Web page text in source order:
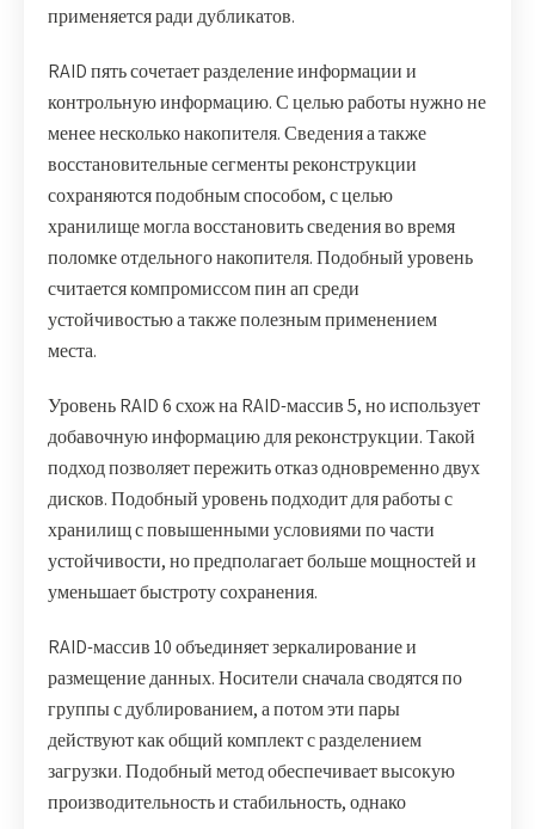
применяется ради дубликатов.
RAID пять сочетает разделение информации и
контрольную информацию. С целью работы нужно не
менее несколько накопителя. Сведения а также
восстановительные сегменты реконструкции
сохраняются подобным способом, с целью
хранилище могла восстановить сведения во время
поломке отдельного накопителя. Подобный уровень
считается компромиссом пин ап среди
устойчивостью а также полезным применением
места.
Уровень RAID 6 схож на RAID-массив 5, но использует
добавочную информацию для реконструкции. Такой
подход позволяет пережить отказ одновременно двух
дисков. Подобный уровень подходит для работы с
хранилищ с повышенными условиями по части
устойчивости, но предполагает больше мощностей и
уменьшает быстроту сохранения.
RAID-массив 10 объединяет зеркалирование и
размещение данных. Носители сначала сводятся по
группы с дублированием, а потом эти пары
действуют как общий комплект с разделением
загрузки. Подобный метод обеспечивает высокую
производительность и стабильность, однако